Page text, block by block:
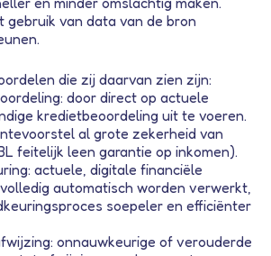
gebruik van data van de bron
die zij daarvan zien zijn:
door direct op actuele
kredietbeoordeling uit te voeren.
al grote zekerheid van
feitelijk leen garantie op inkomen).
actuele, digitale financiële
automatisch worden verwerkt,
soepeler en efficiënter
onnauwkeurige of verouderde